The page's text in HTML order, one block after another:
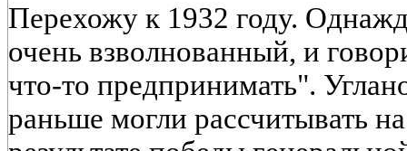
Перехожу к 1932 году.
очень взволнованный, и
что-то предпринимать".
раньше могли рассчитывать